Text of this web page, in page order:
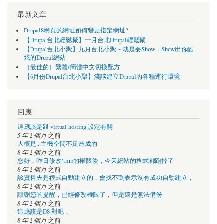
最新文章
Drupal8網頁的網址如何變更指定網址?
【Drupal台北輕鬆聚】一月台北Drupal輕鬆聚
【Drupal台北小聚】九月台北小聚～就是要Show，Show出你酷
炫的Drupal網站
（最佳的）繁體/簡體中文切換配方
【6月份Drupal台北小聚】淺談建立Drupal的各種運行環境
回應
這應該是跟 virtual hosting 設定有關
5 年 2 個月 之前
大概是...主機空間不足造成的
8 年 2 個月 之前
您好，昨日修改/tmp的權限後，今天網站的格式都跑掉了
8 年 2 個月 之前
該資料夾是程式自動建立的，會找不到表示沒有成功自動建立，
8 年 2 個月 之前
謝謝您的提醒，已經修改權限了，但是還是無法備份
8 年 2 個月 之前
這應該是D8 對吧，
8 年 2 個月 之前